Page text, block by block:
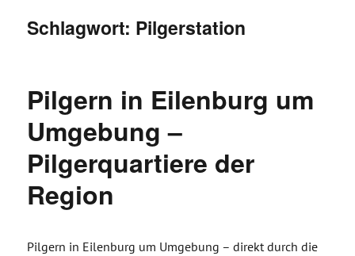
Schlagwort: Pilgerstation
Pilgern in Eilenburg um
Umgebung –
Pilgerquartiere der
Region
Pilgern in Eilenburg um Umgebung – direkt durch die